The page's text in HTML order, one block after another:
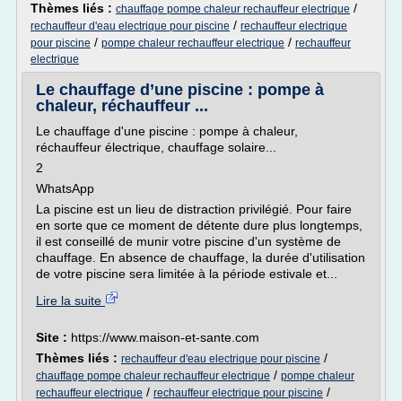
Thèmes liés : chauffage pompe chaleur rechauffeur electrique /
rechauffeur d'eau electrique pour piscine / rechauffeur electrique
pour piscine / pompe chaleur rechauffeur electrique / rechauffeur
electrique
Le chauffage d’une piscine : pompe à
chaleur, réchauffeur ...
Le chauffage d'une piscine : pompe à chaleur,
réchauffeur électrique, chauffage solaire...
2
WhatsApp
La piscine est un lieu de distraction privilégié. Pour faire
en sorte que ce moment de détente dure plus longtemps,
il est conseillé de munir votre piscine d'un système de
chauffage. En absence de chauffage, la durée d'utilisation
de votre piscine sera limitée à la période estivale et...
Lire la suite
Site : https://www.maison-et-sante.com
Thèmes liés : rechauffeur d'eau electrique pour piscine /
chauffage pompe chaleur rechauffeur electrique / pompe chaleur
rechauffeur electrique / rechauffeur electrique pour piscine /